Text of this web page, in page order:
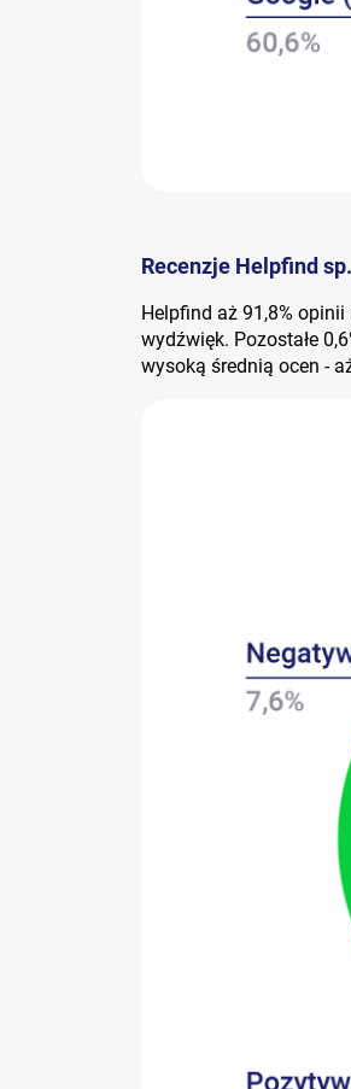
Recenzje Helpfind
Helpfind aż 91,8%
wydźwięk. Pozostałe
wysoką średnią ocen -